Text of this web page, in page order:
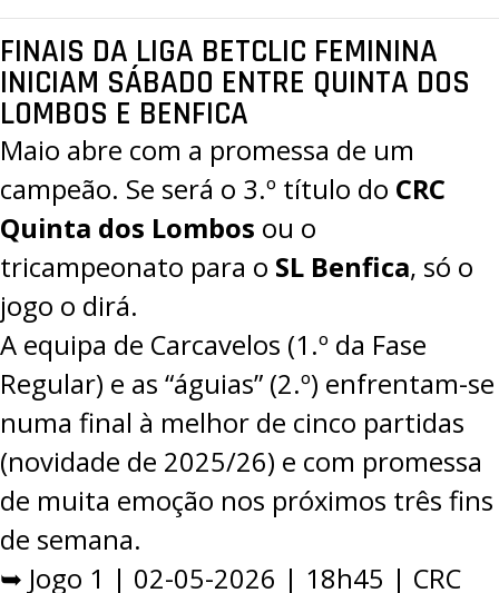
FINAIS DA LIGA BETCLIC FEMININA
INICIAM SÁBADO ENTRE QUINTA DOS
LOMBOS E BENFICA
Maio abre com a promessa de um
campeão. Se será o 3.º título do CRC
Quinta dos Lombos ou o
tricampeonato para o SL Benfica, só o
jogo o dirá.
A equipa de Carcavelos (1.º da Fase
Regular) e as “águias” (2.º) enfrentam-se
numa final à melhor de cinco partidas
(novidade de 2025/26) e com promessa
de muita emoção nos próximos três fins
de semana.
➥ Jogo 1 | 02-05-2026 | 18h45 | CRC